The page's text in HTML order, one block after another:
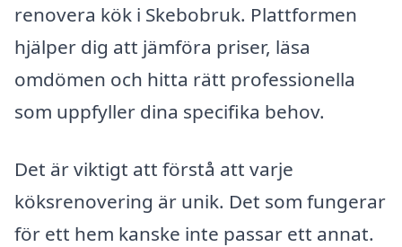
renovera kök i Skebobruk. Plattformen
hjälper dig att jämföra priser, läsa
omdömen och hitta rätt professionella
som uppfyller dina specifika behov.
Det är viktigt att förstå att varje
köksrenovering är unik. Det som fungerar
för ett hem kanske inte passar ett annat.